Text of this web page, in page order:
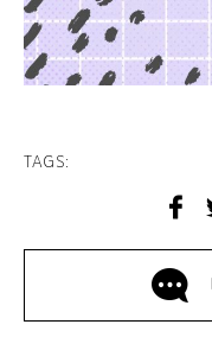
TAGS: